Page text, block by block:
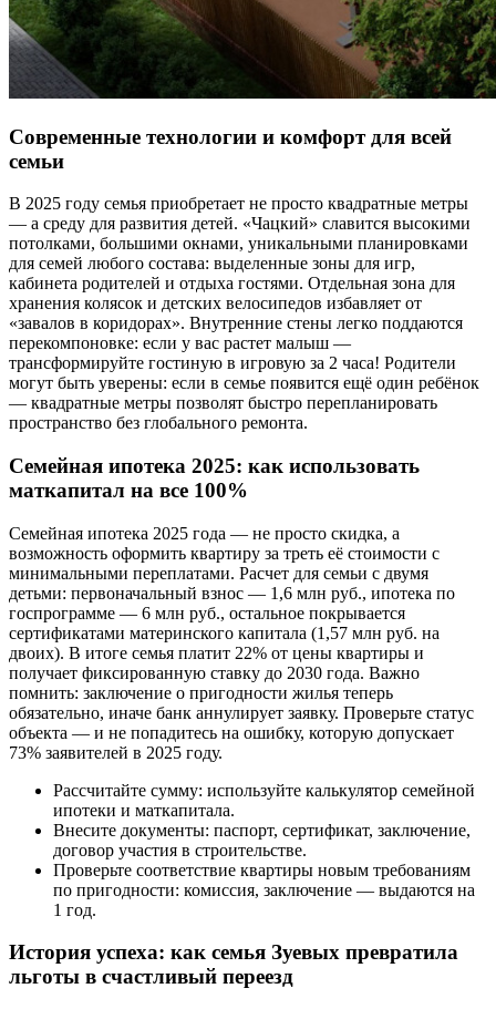
Современные технологии и комфорт для всей
семьи
В 2025 году семья приобретает не просто квадратные метры
— а среду для развития детей. «Чацкий» славится высокими
потолками, большими окнами, уникальными планировками
для семей любого состава: выделенные зоны для игр,
кабинета родителей и отдыха гостями. Отдельная зона для
хранения колясок и детских велосипедов избавляет от
«завалов в коридорах». Внутренние стены легко поддаются
перекомпоновке: если у вас растет малыш —
трансформируйте гостиную в игровую за 2 часа! Родители
могут быть уверены: если в семье появится ещё один ребёнок
— квадратные метры позволят быстро перепланировать
пространство без глобального ремонта.
Семейная ипотека 2025: как использовать
маткапитал на все 100%
Семейная ипотека 2025 года — не просто скидка, а
возможность оформить квартиру за треть её стоимости с
минимальными переплатами. Расчет для семьи с двумя
детьми: первоначальный взнос — 1,6 млн руб., ипотека по
госпрограмме — 6 млн руб., остальное покрывается
сертификатами материнского капитала (1,57 млн руб. на
двоих). В итоге семья платит 22% от цены квартиры и
получает фиксированную ставку до 2030 года. Важно
помнить: заключение о пригодности жилья теперь
обязательно, иначе банк аннулирует заявку. Проверьте статус
объекта — и не попадитесь на ошибку, которую допускает
73% заявителей в 2025 году.
Рассчитайте сумму: используйте калькулятор семейной
ипотеки и маткапитала.
Внесите документы: паспорт, сертификат, заключение,
договор участия в строительстве.
Проверьте соответствие квартиры новым требованиям
по пригодности: комиссия, заключение — выдаются на
1 год.
История успеха: как семья Зуевых превратила
льготы в счастливый переезд